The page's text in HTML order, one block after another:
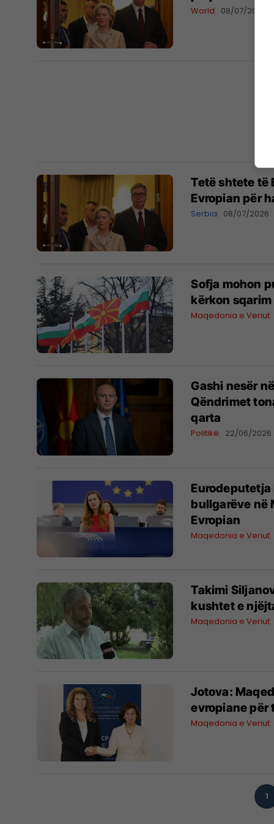
World 08/07/2026
Tetë shtete të
Evropian për
Serbia 08/07/2026
Sofja mohon
kërkon
Maqedonia e Veriut
Gashi nesër
Qëndrimet
qarta
Politikë 22/06/2026
Eurodeputetja
bullgarëve në
Evropian
Maqedonia e Veriut
Takimi
kushtet e
Maqedonia e Veriut
Jotova:
evropiane për
Maqedonia e Veriut
1